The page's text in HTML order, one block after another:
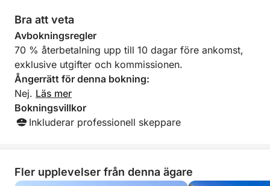
Bra att veta
Avbokningsregler
70 % återbetalning upp till 10 dagar före ankomst,
exklusive utgifter och kommissionen.
Ångerrätt för denna bokning:
Nej. Läs mer
Bokningsvillkor
Inkluderar professionell skeppare
Fler upplevelser från denna ägare